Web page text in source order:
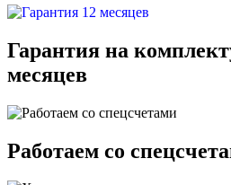
Гарантия на
месяцев
Работаем со